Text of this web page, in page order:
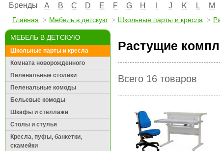
Бренды A B C D E F G H J K L M
Главная Мебель в детскую Школьные парты и кресла
МЕБЕЛЬ В ДЕТСКУЮ
Школьные парты и кресла
Комната новорожденного
Пеленальные столики
Пеленальные комоды
Бельевые комоды
Шкафы и стеллажи
Столы и стулья
Кресла, пуфы, банкетки,
скамейки
Растущие
Всего 16 товаров